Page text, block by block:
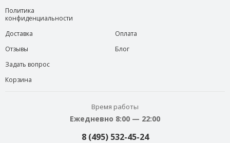
Политика
конфиденциальности
Доставка
Отзывы
Задать вопрос
Корзина
Оплата
Блог
Время работы
Ежедневно 8:00 — 22:00
8 (495) 532-45-24